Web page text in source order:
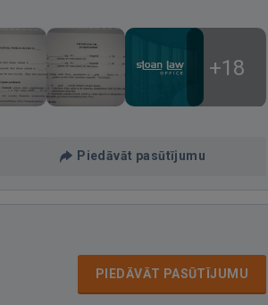
+18
Piedāvāt pasūtījumu
PIEDĀVĀT PASŪTĪJUMU